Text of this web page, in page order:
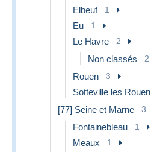
Elbeuf 1
Eu 1
Le Havre 2
Non classés 2
Rouen 3
Sotteville les Rouen
[77] Seine et Marne 3
Fontainebleau 1
Meaux 1